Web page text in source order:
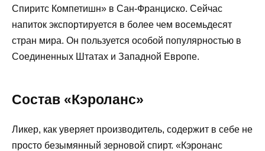
Спиритс Компетишн» в Сан-Франциско. Сейчас
напиток экспортируется в более чем восемьдесят
стран мира. Он пользуется особой популярностью в
Соединенных Штатах и Западной Европе.
Состав «Кэроланс»
Ликер, как уверяет производитель, содержит в себе не
просто безымянный зерновой спирт. «Кэронанс